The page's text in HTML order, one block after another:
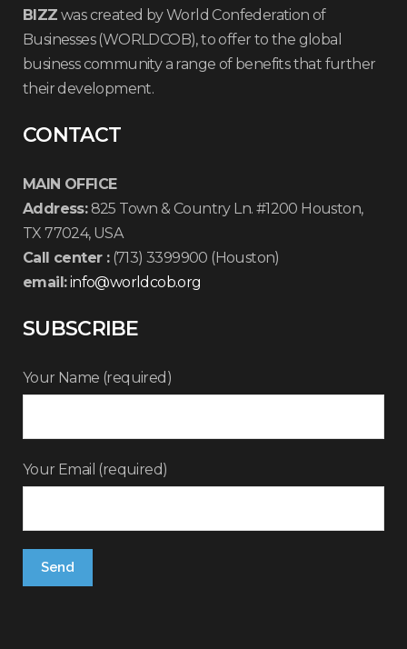
BIZZ was created by World Confederation of
Businesses (WORLDCOB), to offer to the global
business community a range of benefits that further
their development.
CONTACT
MAIN OFFICE
Address:825 Town & Country Ln. #1200 Houston,
TX 77024, USA
Call center :(713) 3399900 (Houston)
email:info@worldcob.org
SUBSCRIBE
Your Name (required)
Your Email (required)